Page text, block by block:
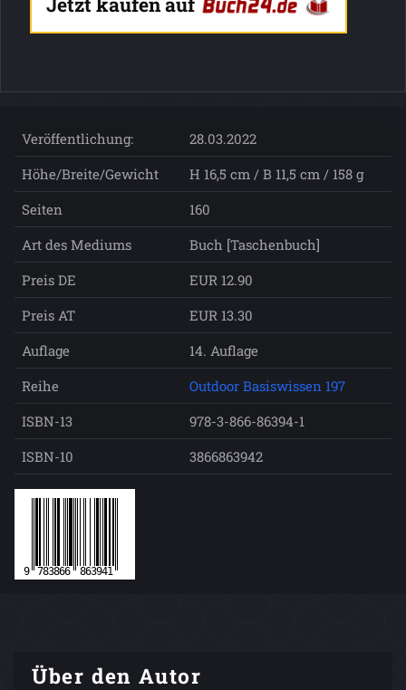
Veröffentlichung:
28.03.2022
Höhe/Breite/Gewicht
H 16,5 cm / B 11,5 cm / 158 g
Seiten
160
Art des Mediums
Buch [Taschenbuch]
Preis DE
EUR 12.90
Preis AT
EUR 13.30
Auflage
14. Auflage
Reihe
Outdoor Basiswissen 197
ISBN-13
978-3-866-86394-1
ISBN-10
3866863942
Über den Autor